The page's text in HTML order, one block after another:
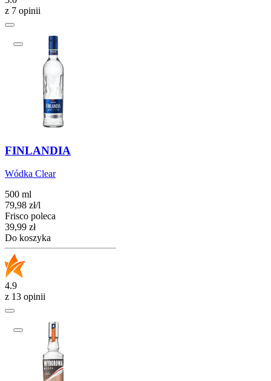
z 7 opinii
FINLANDIA
Wódka Clear
500 ml
79,98 zł/l
Frisco poleca
Cena
39,99 zł
Do koszyka
4.9
z 13 opinii